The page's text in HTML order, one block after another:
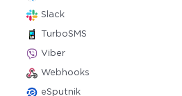
Slack
TurboSMS
Viber
Webhooks
eSputnik